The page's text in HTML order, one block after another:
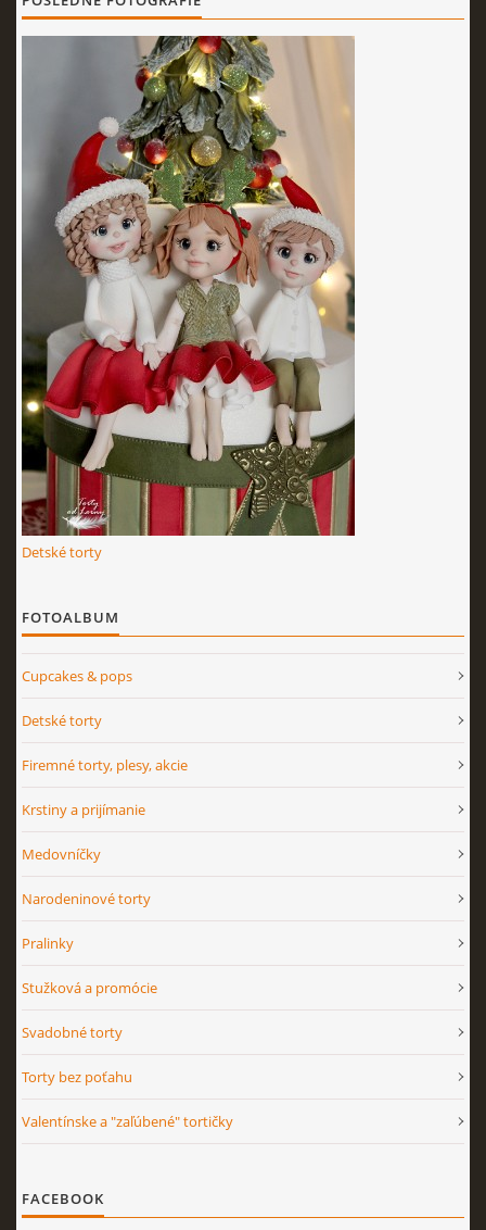
KURZY - ŠKOLENIA
Torty od Lorny
Prievidza
0911494673
tortyodlorny@gmail.com
© 2026 eStránky.sk|RSS|Aktualizované 4. 11. 2025
Detské torty
FOTOALBUM
Cupcakes & pops
Detské torty
Firemné torty, plesy, akcie
Krstiny a prijímanie
Medovníčky
Narodeninové torty
Pralinky
Stužková a promócie
Svadobné torty
Torty bez poťahu
Valentínske a "zaľúbené" tortičky
FACEBOOK